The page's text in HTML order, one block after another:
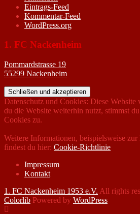
Eintrags-Feed
Kommentar-Feed
WordPress.org
1. FC Nackenheim
Pommardstrasse 19
55299 Nackenheim
Datenschutz und Cookies: Diese Website
du die Website weiterhin nutzt, stimmst
Cookies zu.
Weitere Informationen, beispielsweise
findest du hier: Cookie-Richtlinie
Impressum
Kontakt
1. FC Nackenheim 1953 e.V. All rights
Colorlib Powered by WordPress